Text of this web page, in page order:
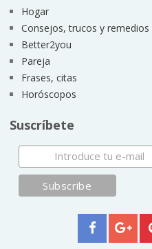
Hogar
Consejos, trucos y remedios
Better2you
Pareja
Frases, citas
Horóscopos
Suscríbete